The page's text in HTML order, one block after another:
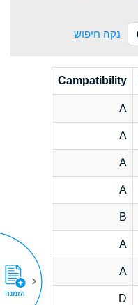
נקה חיפוש
Campatibility
A
A
A
A
B
A
A
D הזמנה